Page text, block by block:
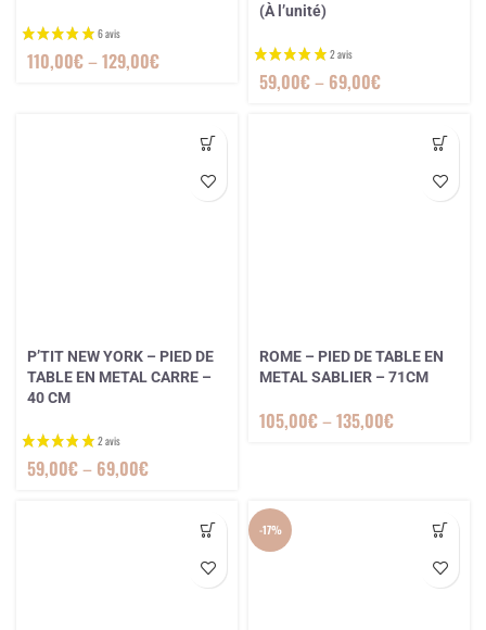
110,00€–129,00€
(À l’unité)
59,00€– 69,00€
P’TIT NEW YORK – PIED DE
TABLE EN METAL CARRE –
40 CM
59,00€– 69,00€
ROME – PIED DE TABLE EN
METAL SABLIER – 71CM
105,00€–135,00€
-17%